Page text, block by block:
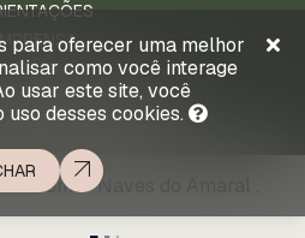
para oferecer uma melhor
como você interage
usar este site, você
uso desses cookies.
NOTÍCIAS
EM CONTATO
Naves do Amaral .